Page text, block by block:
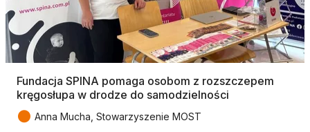
Fundacja SPINA pomaga osobom z rozszczepem
kręgosłupa w drodze do samodzielności
● Anna Mucha, Stowarzyszenie MOST